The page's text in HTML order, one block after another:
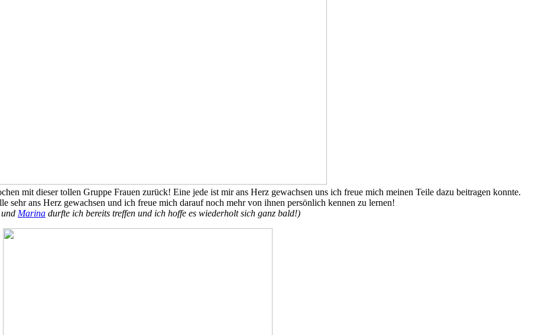
mit dieser tollen Gruppe Frauen zurück! Eine jede ist mir ans Herz gewachsen uns ich freue mich meinen Teile dazu beitragen konnte.
sehr ans Herz gewachsen und ich freue mich darauf noch mehr von ihnen persönlich kennen zu lernen!
und Marina durfte ich bereits treffen und ich hoffe es wiederholt sich ganz bald!)